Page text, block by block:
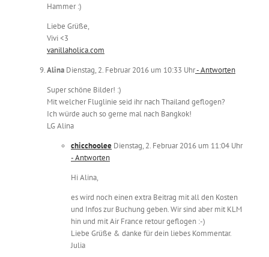
Hammer :)
Liebe Grüße,
Vivi <3
vanillaholica.com
Alina Dienstag, 2. Februar 2016 um 10:33 Uhr- Antworten
Super schöne Bilder! :)
Mit welcher Fluglinie seid ihr nach Thailand geflogen?
Ich würde auch so gerne mal nach Bangkok!
LG Alina
chicchoolee Dienstag, 2. Februar 2016 um 11:04 Uhr
- Antworten
Hi Alina,
es wird noch einen extra Beitrag mit all den Kosten
und Infos zur Buchung geben. Wir sind aber mit KLM
hin und mit Air France retour geflogen :-)
Liebe Grüße & danke für dein liebes Kommentar.
Julia